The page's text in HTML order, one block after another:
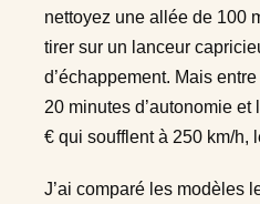
nettoyez une allée de 100
tirer sur un lanceur
d’échappement. Mais
20 minutes d’autonomie
€ qui soufflent à 250 km/h,
J’ai comparé les modèles